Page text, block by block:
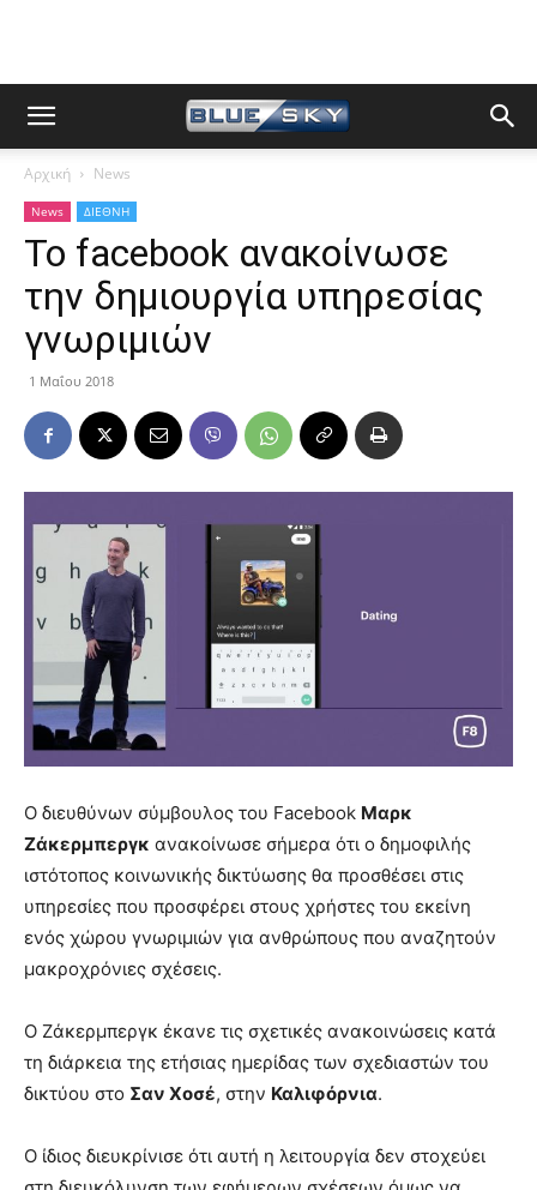
Αρχική News
News ΔΙΕΘΝΗ
Το facebook ανακοίνωσε
την δημιουργία υπηρεσίας
γνωριμιών
1 Μαΐου 2018
Ο διευθύνων σύμβουλος του Facebook Μαρκ
Ζάκερμπεργκ ανακοίνωσε σήμερα ότι ο δημοφιλής
ιστότοπος κοινωνικής δικτύωσης θα προσθέσει στις
υπηρεσίες που προσφέρει στους χρήστες του εκείνη
ενός χώρου γνωριμιών για ανθρώπους που αναζητούν
μακροχρόνιες σχέσεις.
Ο Ζάκερμπεργκ έκανε τις σχετικές ανακοινώσεις κατά
τη διάρκεια της ετήσιας ημερίδας των σχεδιαστών του
δικτύου στο Σαν Χοσέ, στην Καλιφόρνια.
Ο ίδιος διευκρίνισε ότι αυτή η λειτουργία δεν στοχεύει